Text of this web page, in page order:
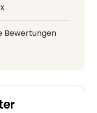
Bewertungen